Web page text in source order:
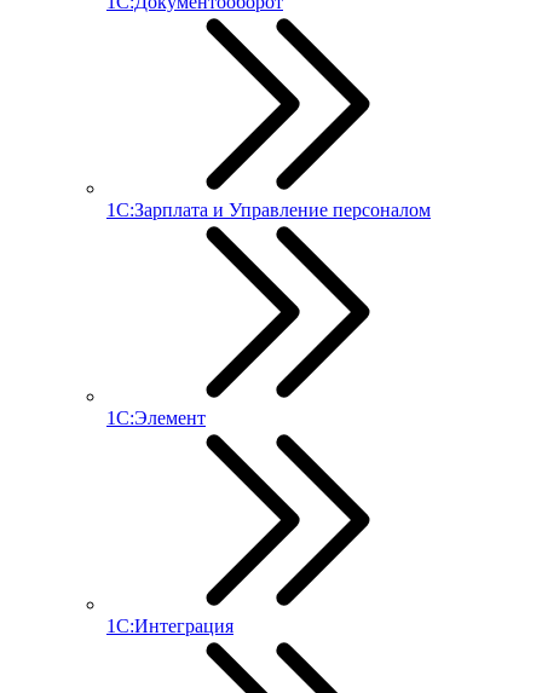
1С:Зарплата и Управление персоналом
1С:Элемент
1С:Интеграция